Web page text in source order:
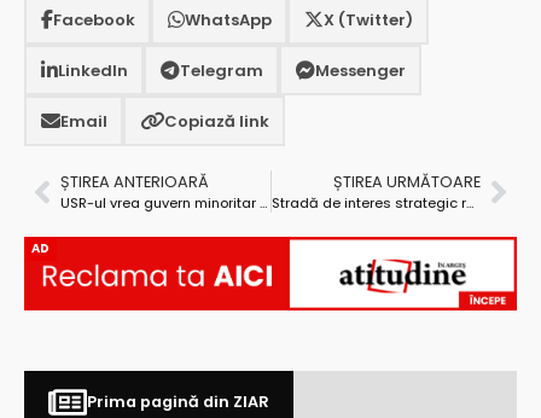
Facebook WhatsApp X (Twitter)
LinkedIn Telegram Messenger
Email Copiază link
ȘTIREA ANTERIOARĂ
USR-ul vrea guvern minoritar și ministere cheie
ȘTIREA URMĂTOARE
Stradă de interes strategic recepționată la Pitești
AD
Prima pagină din ZIAR